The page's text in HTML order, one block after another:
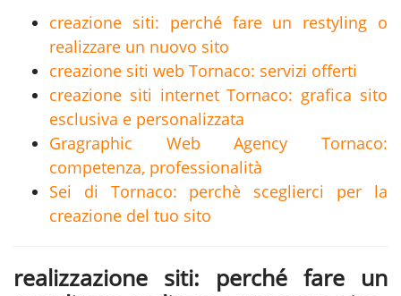
creazione siti: perché fare un restyling o
realizzare un nuovo sito
creazione siti web Tornaco: servizi offerti
creazione siti internet Tornaco: grafica sito
esclusiva e personalizzata
Gragraphic Web Agency Tornaco:
competenza, professionalità
Sei di Tornaco: perchè sceglierci per la
creazione del tuo sito
realizzazione siti: perché fare un